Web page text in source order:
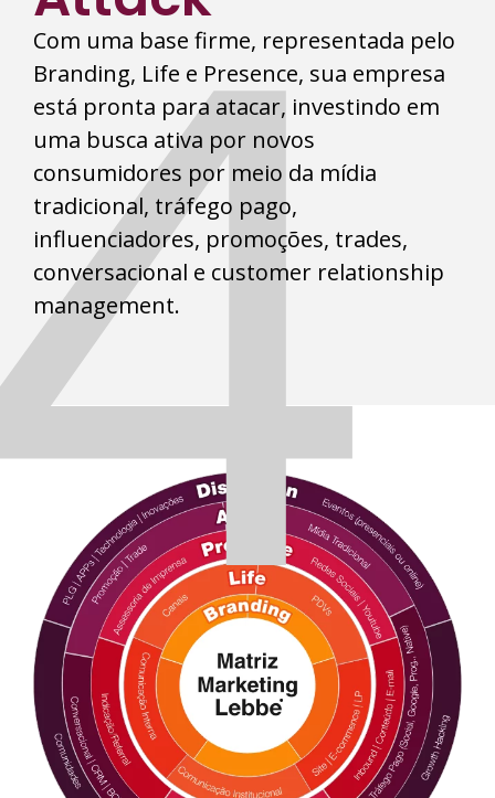
Com uma base firme, representada pelo
Branding, Life e Presence, sua empresa
está pronta para atacar, investindo em
uma busca ativa por novos
consumidores por meio da mídia
tradicional, tráfego pago,
influenciadores, promoções, trades,
conversacional e customer relationship
management.